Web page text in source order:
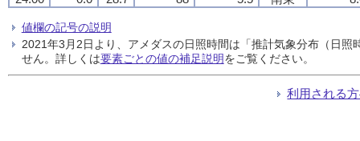
値欄の記号の説明
2021年3月2日より、アメダスの日照時間は「推計気象分布（日
せん。詳しくは要素ごとの値の補足説明をご覧ください。
利用される